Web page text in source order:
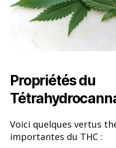
Propriétés du
Voici quelques vertus
importantes du THC :